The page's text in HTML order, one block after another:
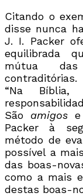
Citando o
disse nunca
J. I. Packer
equilibrada
mútua das
contraditórias.
“Na
São amigos e
Packer à
método de
possível a
das boas-
como a mais
destas boas-